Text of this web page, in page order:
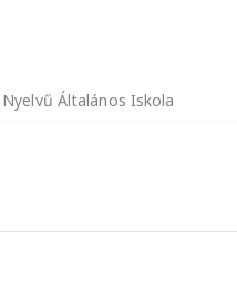
Általános Iskola